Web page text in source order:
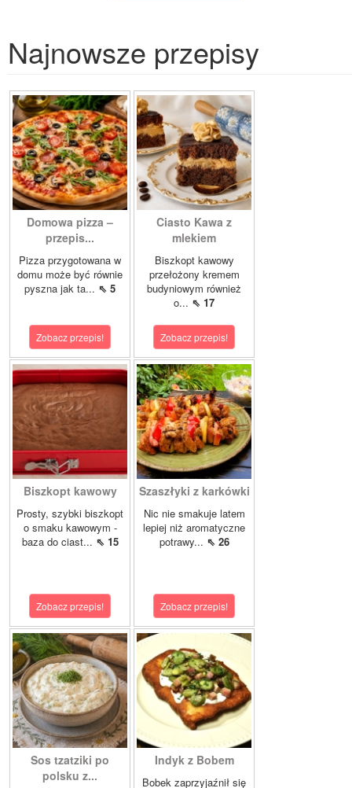
Najnowsze przepisy
Domowa pizza –
przepis...
Pizza przygotowana w
domu może być równie
pyszna jak ta... ⇖ 5
Zobacz przepis!
Ciasto Kawa z
mlekiem
Biszkopt kawowy
przełożony kremem
budyniowym również
o... ⇖ 17
Zobacz przepis!
Biszkopt kawowy
Prosty, szybki biszkopt
o smaku kawowym -
baza do ciast... ⇖ 15
Zobacz przepis!
Szaszłyki z karkówki
Nic nie smakuje latem
lepiej niż aromatyczne
potrawy... ⇖ 26
Zobacz przepis!
Sos tzatziki po
polsku z...
Indyk z Bobem
Bobek zaprzyjaźnił się